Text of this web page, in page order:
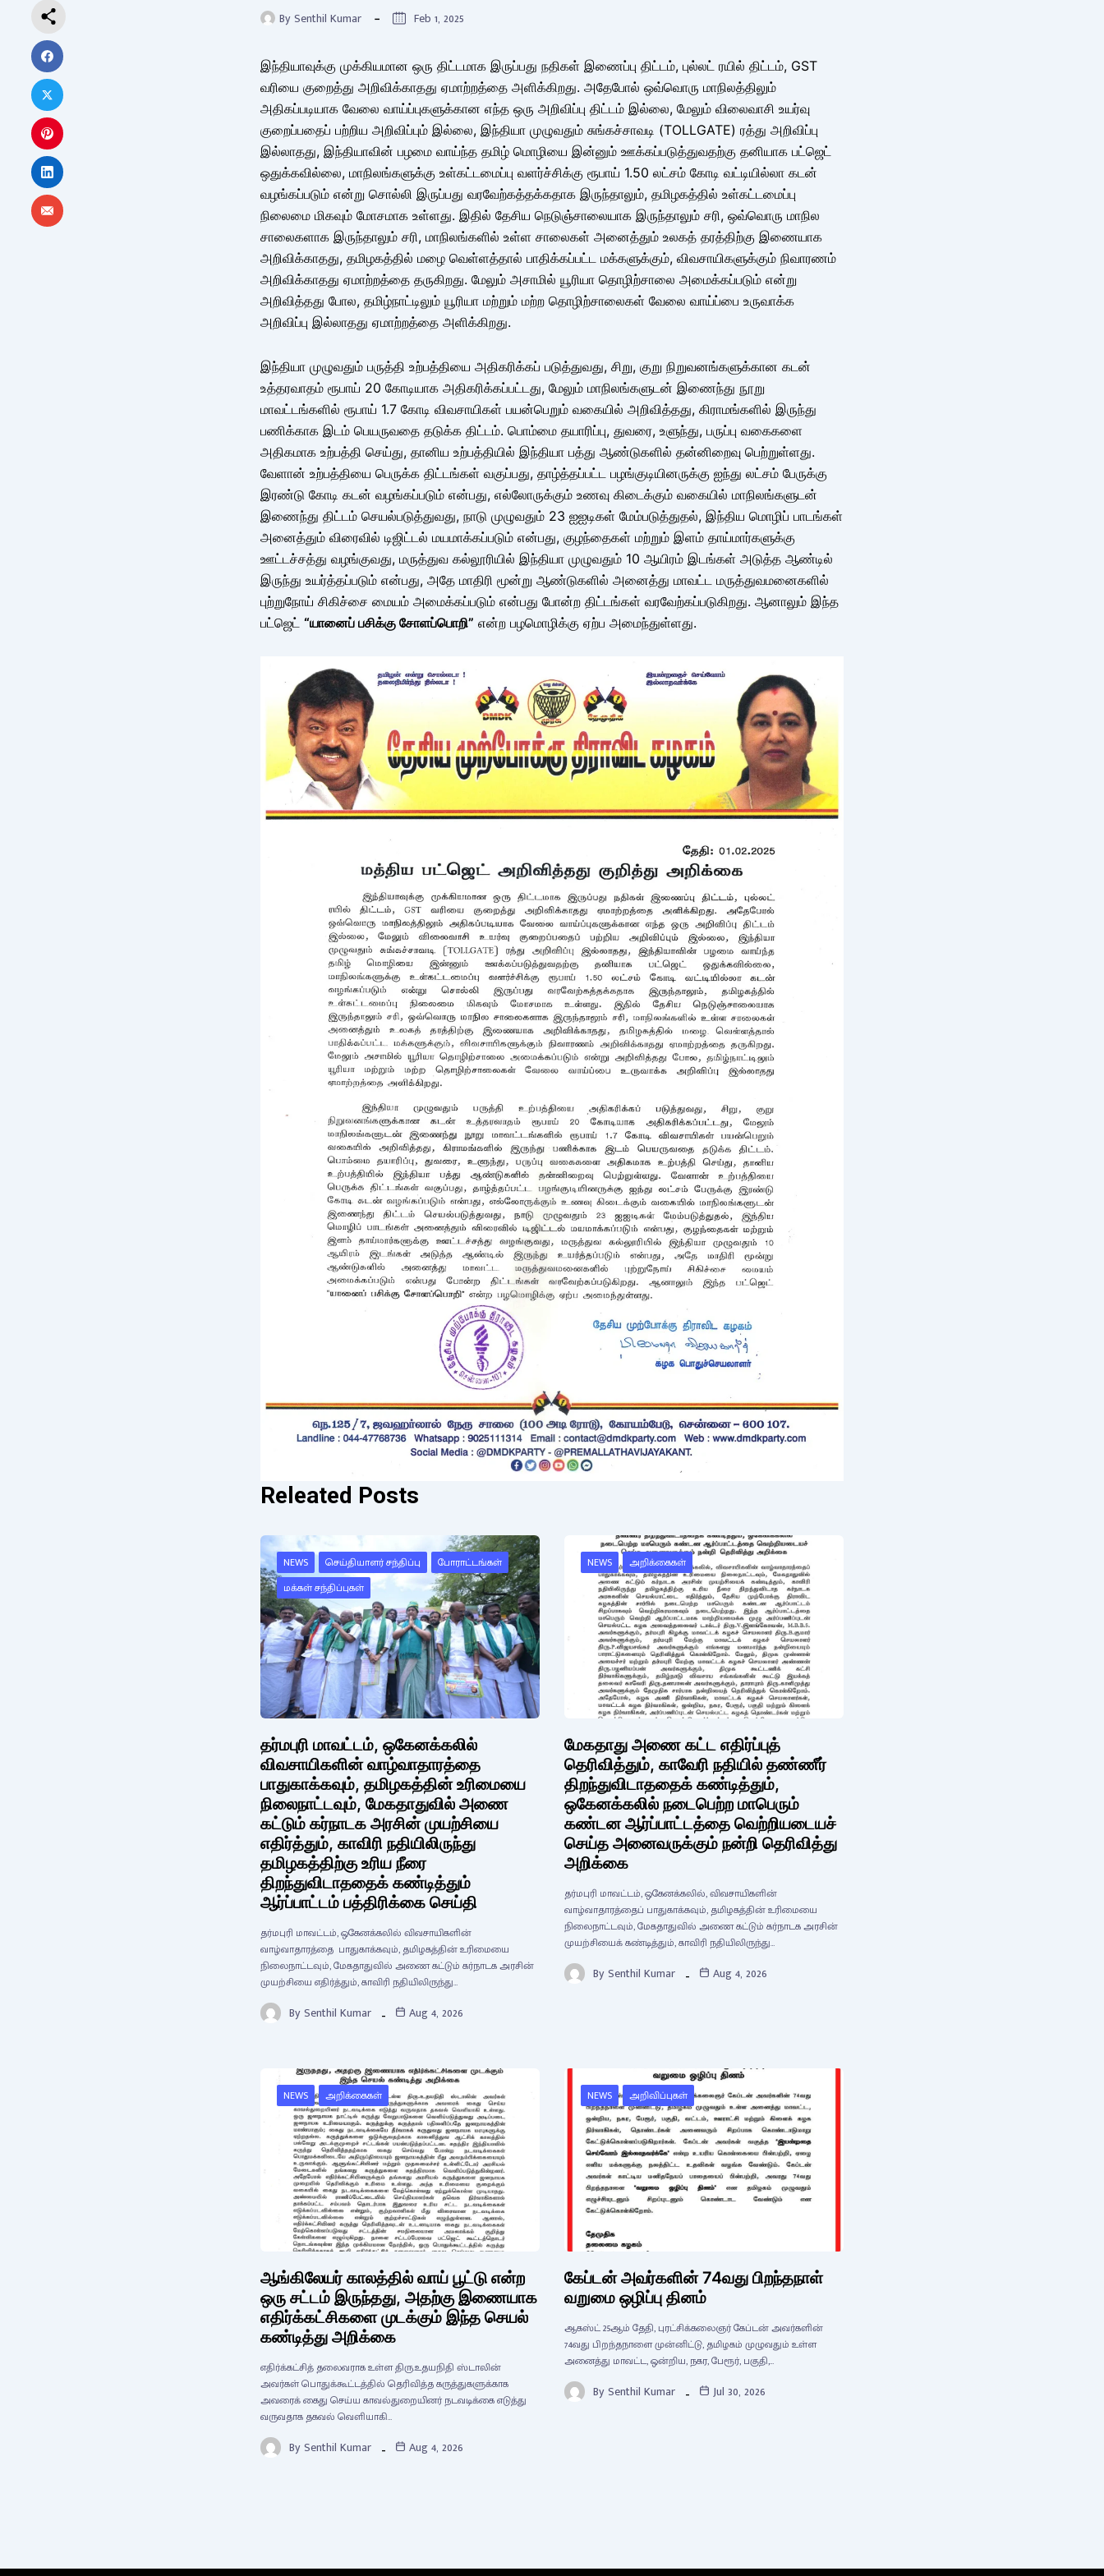
By Senthil Kumar Feb 1, 2025
இந்தியாவுக்கு முக்கியமான ஒரு திட்டமாக இருப்பது நதிகள் இணைப்பு திட்டம், புல்லட் ரயில் திட்டம், GST
வரியை குறைத்து அறிவிக்காதது ஏமாற்றத்தை அளிக்கிறது. அதேபோல் ஒவ்வொரு மாநிலத்திலும்
அதிகப்படியாக வேலை வாய்ப்புகளுக்கான எந்த ஒரு அறிவிப்பு திட்டம் இல்லை, மேலும் விலைவாசி உயர்வு
குறைப்பதைப் பற்றிய அறிவிப்பும் இல்லை, இந்தியா முழுவதும் சுங்கச்சாவடி (TOLLGATE) ரத்து அறிவிப்பு
இல்லாதது, இந்தியாவின் பழமை வாய்ந்த தமிழ் மொழியை இன்னும் ஊக்கப்படுத்துவதற்கு தனியாக பட்ஜெட்
ஒதுக்கவில்லை, மாநிலங்களுக்கு உள்கட்டமைப்பு வளர்ச்சிக்கு ரூபாய் 1.50 லட்சம் கோடி வட்டியில்லா கடன்
வழங்கப்படும் என்று சொல்லி இருப்பது வரவேற்கத்தக்கதாக இருந்தாலும், தமிழகத்தில் உள்கட்டமைப்பு
நிலைமை மிகவும் மோசமாக உள்ளது. இதில் தேசிய நெடுஞ்சாலையாக இருந்தாலும் சரி, ஒவ்வொரு மாநில
சாலைகளாக இருந்தாலும் சரி, மாநிலங்களில் உள்ள சாலைகள் அனைத்தும் உலகத் தரத்திற்கு இணையாக
அறிவிக்காதது, தமிழகத்தில் மழை வெள்ளத்தால் பாதிக்கப்பட்ட மக்களுக்கும், விவசாயிகளுக்கும் நிவாரணம்
அறிவிக்காதது ஏமாற்றத்தை தருகிறது. மேலும் அசாமில் யூரியா தொழிற்சாலை அமைக்கப்படும் என்று
அறிவித்தது போல, தமிழ்நாட்டிலும் யூரியா மற்றும் மற்ற தொழிற்சாலைகள் வேலை வாய்ப்பை உருவாக்க
அறிவிப்பு இல்லாதது ஏமாற்றத்தை அளிக்கிறது.
இந்தியா முழுவதும் பருத்தி உற்பத்தியை அதிகரிக்கப் படுத்துவது, சிறு, குறு நிறுவனங்களுக்கான கடன்
உத்தரவாதம் ரூபாய் 20 கோடியாக அதிகரிக்கப்பட்டது, மேலும் மாநிலங்களுடன் இணைந்து நூறு
மாவட்டங்களில் ரூபாய் 1.7 கோடி விவசாயிகள் பயன்பெறும் வகையில் அறிவித்தது, கிராமங்களில் இருந்து
பணிக்காக இடம் பெயருவதை தடுக்க திட்டம். பொம்மை தயாரிப்பு, துவரை, உளுந்து, பருப்பு வகைகளை
அதிகமாக உற்பத்தி செய்து, தானிய உற்பத்தியில் இந்தியா பத்து ஆண்டுகளில் தன்னிறைவு பெற்றுள்ளது.
வேளான் உற்பத்தியை பெருக்க திட்டங்கள் வகுப்பது, தாழ்த்தப்பட்ட பழங்குடியினருக்கு ஐந்து லட்சம் பேருக்கு
இரண்டு கோடி கடன் வழங்கப்படும் என்பது, எல்லோருக்கும் உணவு கிடைக்கும் வகையில் மாநிலங்களுடன்
இணைந்து திட்டம் செயல்படுத்துவது, நாடு முழுவதும் 23 ஐஐடிகள் மேம்படுத்துதல், இந்திய மொழிப் பாடங்கள்
அனைத்தும் விரைவில் டிஜிட்டல் மயமாக்கப்படும் என்பது, குழந்தைகள் மற்றும் இளம் தாய்மார்களுக்கு
ஊட்டச்சத்து வழங்குவது, மருத்துவ கல்லூரியில் இந்தியா முழுவதும் 10 ஆயிரம் இடங்கள் அடுத்த ஆண்டில்
இருந்து உயர்த்தப்படும் என்பது, அதே மாதிரி மூன்று ஆண்டுகளில் அனைத்து மாவட்ட மருத்துவமனைகளில்
புற்றுநோய் சிகிச்சை மையம் அமைக்கப்படும் என்பது போன்ற திட்டங்கள் வரவேற்கப்படுகிறது. ஆனாலும் இந்த
பட்ஜெட் “யானைப் பசிக்கு சோளப்பொறி” என்ற பழமொழிக்கு ஏற்ப அமைந்துள்ளது.
Releated Posts
NEWS செய்தியாளர் சந்திப்பு
போராட்டங்கள்
மக்கள் சந்திப்புகள்
தர்மபுரி மாவட்டம், ஒகேனக்கலில்
விவசாயிகளின் வாழ்வாதாரத்தை
பாதுகாக்கவும், தமிழகத்தின் உரிமையை
நிலைநாட்டவும், மேகதாதுவில் அணை
கட்டும் கர்நாடக அரசின் முயற்சியை
எதிர்த்தும், காவிரி நதியிலிருந்து
தமிழகத்திற்கு உரிய நீரை
திறந்துவிடாததைக் கண்டித்தும்
ஆர்ப்பாட்டம் பத்திரிக்கை செய்தி
தர்மபுரி மாவட்டம், ஒகேனக்கலில் விவசாயிகளின்
வாழ்வாதாரத்தை பாதுகாக்கவும், தமிழகத்தின் உரிமையை
நிலைநாட்டவும், மேகதாதுவில் அணை கட்டும் கர்நாடக அரசின்
முயற்சியை எதிர்த்தும், காவிரி நதியிலிருந்து…
By Senthil Kumar Aug 4, 2026
NEWS அறிக்கைகள்
மேகதாது அணை கட்ட எதிர்ப்புத்
தெரிவித்தும், காவேரி நதியில் தண்ணீர்
திறந்துவிடாததைக் கண்டித்தும்,
ஒகேனக்கலில் நடைபெற்ற மாபெரும்
கண்டன ஆர்ப்பாட்டத்தை வெற்றியடையச்
செய்த அனைவருக்கும் நன்றி தெரிவித்து
அறிக்கை
தர்மபுரி மாவட்டம், ஒகேனக்கலில், விவசாயிகளின்
வாழ்வாதாரத்தைப் பாதுகாக்கவும், தமிழகத்தின் உரிமையை
நிலைநாட்டவும், மேகதாதுவில் அணை கட்டும் கர்நாடக அரசின்
முயற்சியைக் கண்டித்தும், காவிரி நதியிலிருந்து…
By Senthil Kumar Aug 4, 2026
NEWS அறிக்கைகள்
ஆங்கிலேயர் காலத்தில் வாய் பூட்டு என்ற
ஒரு சட்டம் இருந்தது, அதற்கு இணையாக
எதிர்க்கட்சிகளை முடக்கும் இந்த செயல்
கண்டித்து அறிக்கை
எதிர்க்கட்சித் தலைவராக உள்ள திரு.உதயநிதி ஸ்டாலின்
அவர்கள் பொதுக்கூட்டத்தில் தெரிவித்த கருத்துகளுக்காக
அவரைக் கைது செய்ய காவல்துறையினர் நடவடிக்கை எடுத்து
வருவதாக தகவல் வெளியாகி…
By Senthil Kumar Aug 4, 2026
NEWS அறிவிப்புகள்
கேப்டன் அவர்களின் 74வது பிறந்தநாள்
வறுமை ஒழிப்பு தினம்
ஆகஸ்ட் 25ஆம் தேதி, புரட்சிக்கலைஞர் கேப்டன் அவர்களின்
74வது பிறந்தநாளை முன்னிட்டு, தமிழகம் முழுவதும் உள்ள
அனைத்து மாவட்ட, ஒன்றிய, நகர, பேரூர், பகுதி,…
By Senthil Kumar Jul 30, 2026